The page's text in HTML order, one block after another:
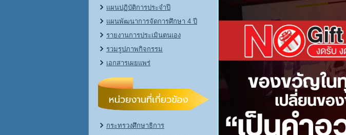
แผนปฏิบัติการประจำปี
แผนพัฒนาการจัดการศึกษา 4 ปี
รายงานการประเมินตนเอง
รวมรูปภาพกิจกรรม
เอกสารเผยแพร่
กระทรวงศึกษาธิการ